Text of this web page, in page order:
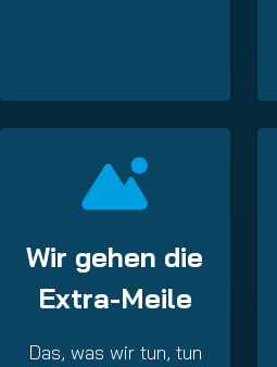
Wir gehen die
Extra-Meile
Das, was wir tun, tun